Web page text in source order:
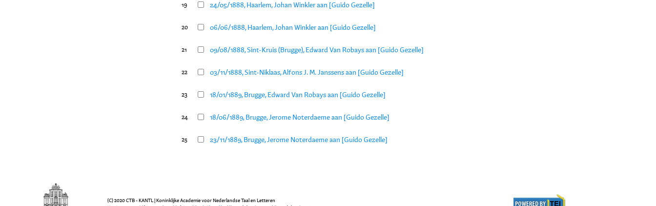
19 24/05/1888, Haarlem, Johan Winkler aan [Guido Gezelle]
20 06/06/1888, Haarlem, Johan Winkler aan [Guido Gezelle]
21 09/08/1888, Sint-Kruis (Brugge), Edward Van Robays aan [Guido Gezelle]
22 03/11/1888, Sint-Niklaas, Alfons J. M. Janssens aan [Guido Gezelle]
23 18/01/1889, Brugge, Edward Van Robays aan [Guido Gezelle]
24 18/06/1889, Brugge, Jerome Noterdaeme aan [Guido Gezelle]
25 23/11/1889, Brugge, Jerome Noterdaeme aan [Guido Gezelle]
(C) 2020 CTB - KANTL | Koninklijke Academie voor Nederlandse Taal en Letteren